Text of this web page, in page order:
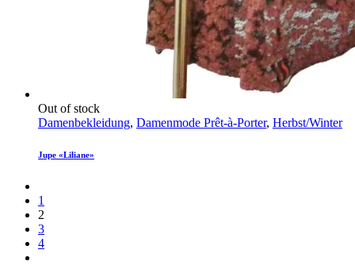
Out of stock
Damenbekleidung, Damenmode Prêt-à-Porter, Herbst/Winter
Jupe «Liliane»
1
2
3
4